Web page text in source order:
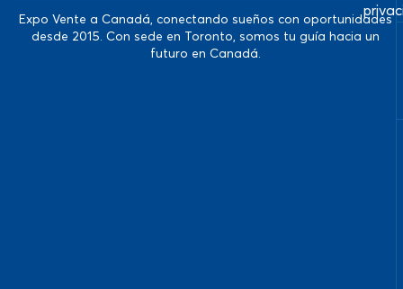
Expo Vente a Canadá, conectando sueños con oportunidades
desde 2015. Con sede en Toronto, somos tu guía hacia un
futuro en Canadá.